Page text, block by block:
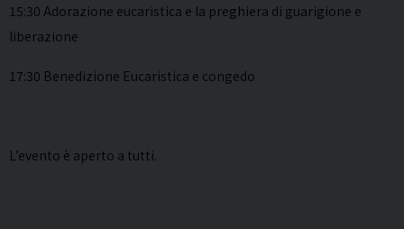
15:30 Adorazione eucaristica e la preghiera di guarigione e
liberazione
17:30 Benedizione Eucaristica e congedo
L’evento è aperto a tutti.